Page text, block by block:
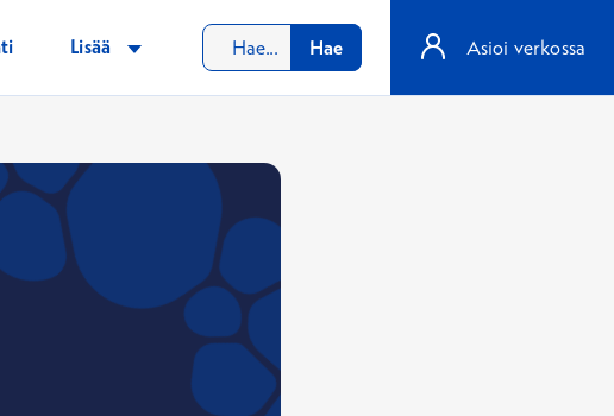
Lisää Hae Asioi verkossa